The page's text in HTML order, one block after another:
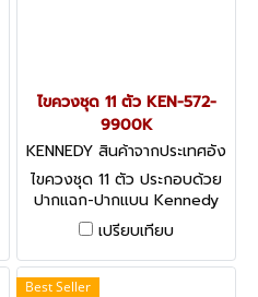
ไขควงชุด 11 ตัว KEN-572-
9900K
KENNEDY สินค้าจากประเทศอัง
กฤษ-1
ไขควงชุด 11 ตัว ประกอบด้วย
ปากแฉก-ปากแบน Kennedy
Engineer's & Electrician's
Screwdriver Set - 11 Pieces
เปรียบเทียบ
Best Seller